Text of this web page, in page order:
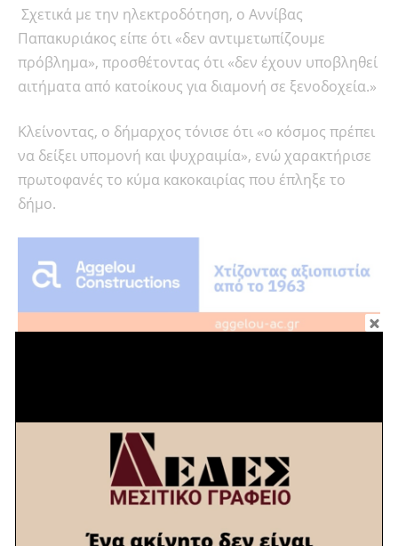
Σχετικά με την ηλεκτροδότηση, ο Αννίβας
Παπακυριάκος είπε ότι «δεν αντιμετωπίζουμε
πρόβλημα», προσθέτοντας ότι «δεν έχουν υποβληθεί
αιτήματα από κατοίκους για διαμονή σε ξενοδοχεία.»
Κλείνοντας, ο δήμαρχος τόνισε ότι «ο κόσμος πρέπει
να δείξει υπομονή και ψυχραιμία», ενώ χαρακτήρισε
πρωτοφανές το κύμα κακοκαιρίας που έπληξε το
δήμο.